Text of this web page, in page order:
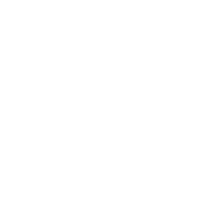
als Don
congregatie die
gehaald heeft.